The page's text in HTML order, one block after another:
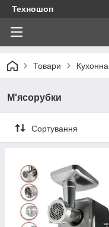
Техношоп
Товари Кухонна
М'ясорубки
Сортування